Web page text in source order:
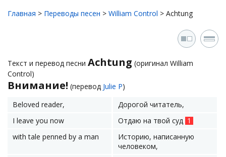
Главная > Переводы песен > William Control > Achtung
Текст и перевод песни Achtung (оригинал William
Control)
Внимание! (перевод Julie P)
Beloved reader,
Дорогой читатель,
I leave you now
Отдаю на твой суд 1
with tale penned by a man
Историю, написанную
человеком,